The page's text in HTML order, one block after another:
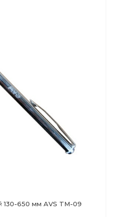
130-650 мм AVS TM-09